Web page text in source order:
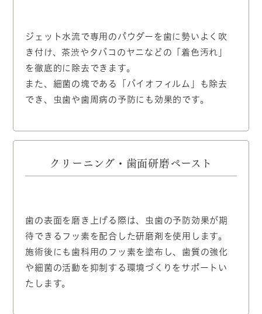
ジェット水流で専用のパウダーを歯に勢いよく吹
き付け、茶渋やタバコのヤニなどの「着色汚れ」
を徹底的に除去できます。
また、細菌の塊である「バイオフィルム」も除去
でき、虫歯や歯周病の予防にも効果的です。
クリーニング・歯面研磨ペースト
歯の表面を磨き上げる際は、虫歯の予防効果が期
待できるフッ素を配合した研磨剤を使用します。
施術後にも歯科用のフッ素を塗布し、歯質の強化
や細菌の活動を抑制する環境づくりをサポートい
たします。